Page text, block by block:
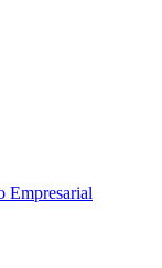
Empresarial